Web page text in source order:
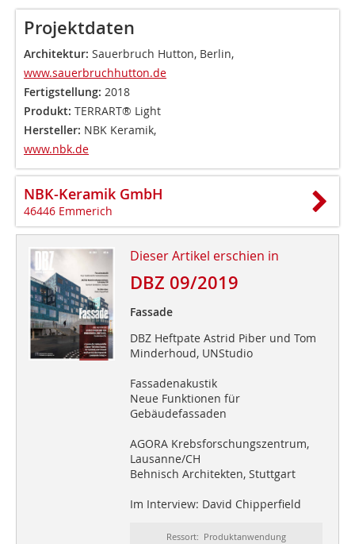
Projektdaten
Architektur: Sauerbruch Hutton, Berlin,
www.sauerbruchhutton.de
Fertigstellung: 2018
Produkt: TERRART® Light
Hersteller: NBK Keramik,
www.nbk.de
NBK-Keramik GmbH
46446 Emmerich
Dieser Artikel erschien in
DBZ 09/2019
Fassade
DBZ Heftpate Astrid Piber und Tom
Minderhoud, UNStudio
Fassadenakustik
Neue Funktionen für
Gebäudefassaden
AGORA Krebsforschungszentrum,
Lausanne/CH
Behnisch Architekten, Stuttgart
Im Interview: David Chipperfield
Ressort: Produktanwendung